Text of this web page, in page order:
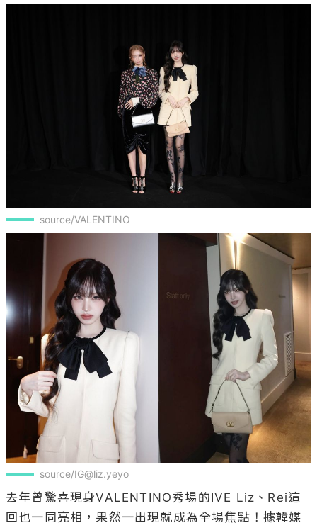
source/VALENTINO
source/IG@liz.yeyo
去年曾驚喜現身VALENTINO秀場的IVE Liz、Rei這
回也一同亮相，果然一出現就成為全場焦點！據韓媒